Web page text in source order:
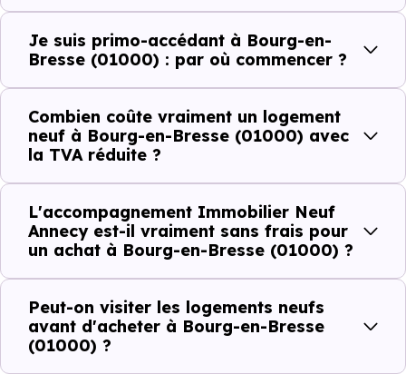
Prix HT du
logement
Économie réalisée grâce à la
TVA à 5,5 %
150 000 € ~ 21 750 €
220 000 € ~ 31 900 €
Pour bénéficier de ce dispositif sur un programme
immobilier neuf à
votre
Je suis primo-accédant à Bourg-en-
Bresse (01000) : par où commencer ?
Combien coûte vraiment un logement
neuf à Bourg-en-Bresse (01000) avec
la TVA réduite ?
L'accompagnement Immobilier Neuf
Annecy est-il vraiment sans frais pour
un achat à Bourg-en-Bresse (01000) ?
Peut-on visiter les logements neufs
avant d'acheter à Bourg-en-Bresse
(01000) ?